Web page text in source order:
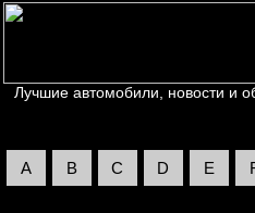
Лучшие автомобили, новости и
A B C D E